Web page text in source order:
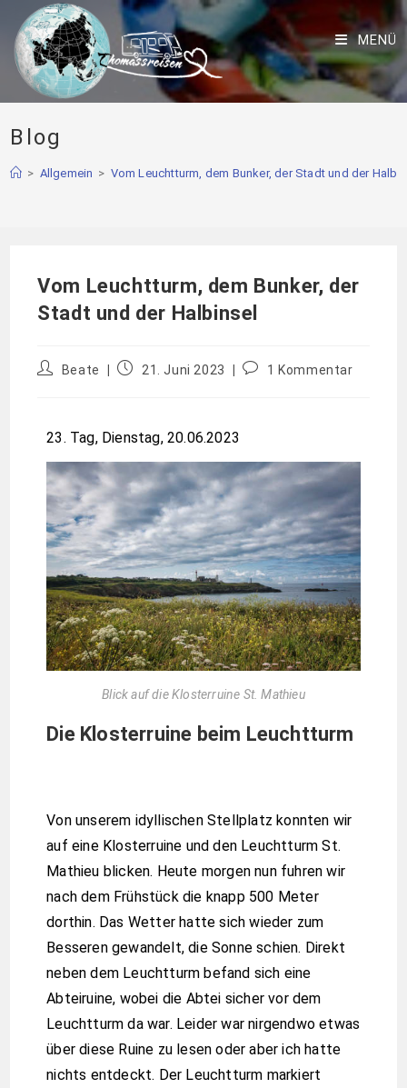
MENÜ
Blog
> Allgemein > Vom Leuchtturm, dem Bunker, der Stadt und der
Vom Leuchtturm, dem Bunker, der
Stadt und der Halbinsel
Beate 21. Juni 2023 1 Kommentar
23. Tag, Dienstag, 20.06.2023
Blick auf die Klosterruine St. Mathieu
Die Klosterruine beim Leuchtturm
Von unserem idyllischen Stellplatz konnten wir
auf eine Klosterruine und den Leuchtturm St.
Mathieu blicken. Heute morgen nun fuhren wir
nach dem Frühstück die knapp 500 Meter
dorthin. Das Wetter hatte sich wieder zum
Besseren gewandelt, die Sonne schien. Direkt
neben dem Leuchtturm befand sich eine
Abteiruine, wobei die Abtei sicher vor dem
Leuchtturm da war. Leider war nirgendwo etwas
über diese Ruine zu lesen oder aber ich hatte
nichts entdeckt. Der Leuchtturm markiert